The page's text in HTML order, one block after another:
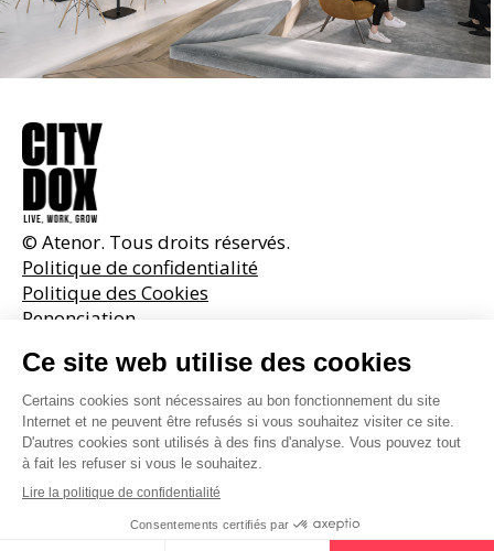
© Atenor. Tous droits réservés.
Politique de confidentialité
Politique des Cookies
Renonciation
Investisseurs